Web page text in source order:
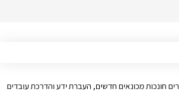
חונכות מכונאים חדשים, העברת ידע והדרכת עובדים